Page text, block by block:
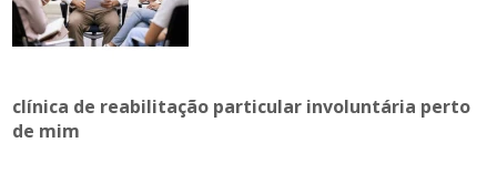
clínica de reabilitação particular involuntária perto
de mim